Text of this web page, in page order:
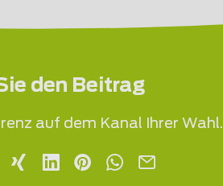
den Beitrag
auf dem Kanal Ihrer Wahl.